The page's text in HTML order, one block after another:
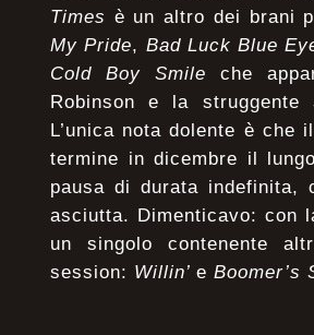
Times è un altro dei brani
My Pride, Bad Luck Blue
Cold Boy Smile che
Robinson e la struggente
L’unica nota dolente è che
termine in dicembre il
pausa di durata
asciutta. Dimenticavo: con
un singolo contenente
session: Willin’ e Boomer’s